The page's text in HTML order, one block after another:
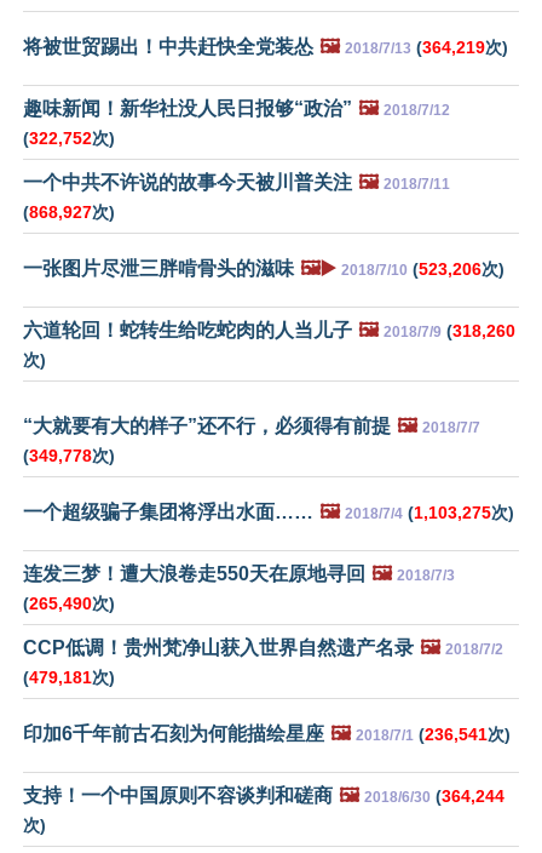
将被世贸踢出！中共赶快全党装怂 🖼️ 2018/7/13 (364,219次)
趣味新闻！新华社没人民日报够“政治” 🖼️ 2018/7/12
(322,752次)
一个中共不许说的故事今天被川普关注 🖼️ 2018/7/11
(868,927次)
一张图片尽泄三胖啃骨头的滋味 🖼️▶️ 2018/7/10 (523,206次)
六道轮回！蛇转生给吃蛇肉的人当儿子 🖼️ 2018/7/9 (318,260
次)
“大就要有大的样子”还不行，必须得有前提 🖼️ 2018/7/7
(349,778次)
一个超级骗子集团将浮出水面…… 🖼️ 2018/7/4 (1,103,275次)
连发三梦！遭大浪卷走550天在原地寻回 🖼️ 2018/7/3
(265,490次)
CCP低调！贵州梵净山获入世界自然遗产名录 🖼️ 2018/7/2
(479,181次)
印加6千年前古石刻为何能描绘星座 🖼️ 2018/7/1 (236,541次)
支持！一个中国原则不容谈判和磋商 🖼️ 2018/6/30 (364,244
次)